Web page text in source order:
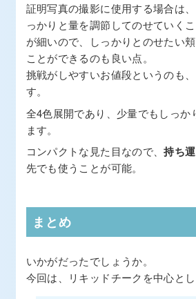
証明写真の撮影に使用する場合は
っかりと量を調節してのせていく
が細いので、しっかりとのせたい
ことができるのも良い点。
挑戦がしやすいお値段というのも
す。
全4色展開であり、少量でもしっか
ます。
コンパクトな見た目なので、持ち
先でも使うことが可能。
まとめ
いかがだったでしょうか。
今回は、リキッドチークを中心と